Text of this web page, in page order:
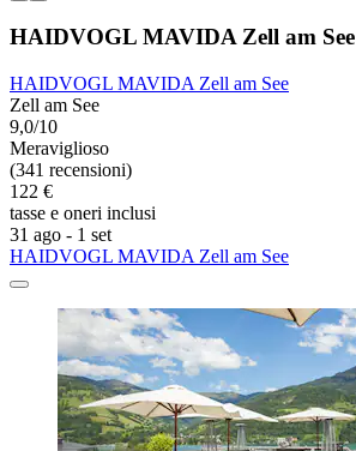
HAIDVOGL MAVIDA Zell am See
HAIDVOGL MAVIDA Zell am See
Zell am See
9,0/10
Meraviglioso
(341 recensioni)
122 €
tasse e oneri inclusi
31 ago - 1 set
HAIDVOGL MAVIDA Zell am See